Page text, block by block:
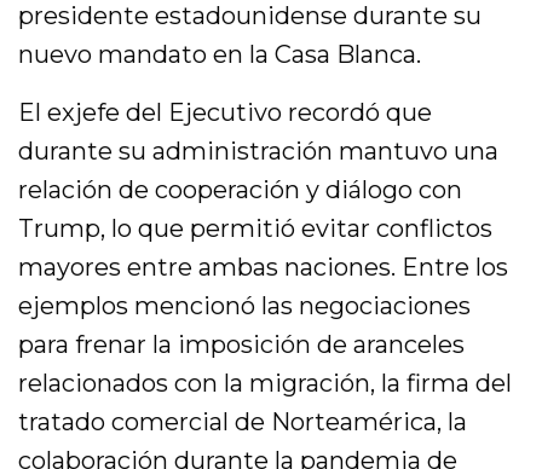
presidente estadounidense durante su
nuevo mandato en la Casa Blanca.
El exjefe del Ejecutivo recordó que
durante su administración mantuvo una
relación de cooperación y diálogo con
Trump, lo que permitió evitar conflictos
mayores entre ambas naciones. Entre los
ejemplos mencionó las negociaciones
para frenar la imposición de aranceles
relacionados con la migración, la firma del
tratado comercial de Norteamérica, la
colaboración durante la pandemia de